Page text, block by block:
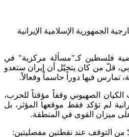
الجمهورية الإسلامية الإيرانية
فلسطين كـ"مسألة مركزية" في
قلّ من كان يتخيّل أن إيران ستغدو
تمارس فيها دوراً حاسماً وفعالاً.
الكيان الصهيوني وقفاً مؤقتاً للحرب،
لم تؤكد فقط موقعها المؤثر، بل
ميزان القوى في المنطقة.
من التوقف عند نقطتين مفصليتين: